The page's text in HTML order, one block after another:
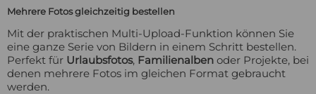
Mehrere Fotos gleichzeitig bestellen
Mit der praktischen Multi-Upload-Funktion können Sie
eine ganze Serie von Bildern in einem Schritt bestellen.
Perfekt für Urlaubsfotos, Familienalben oder Projekte, bei
denen mehrere Fotos im gleichen Format gebraucht
werden.